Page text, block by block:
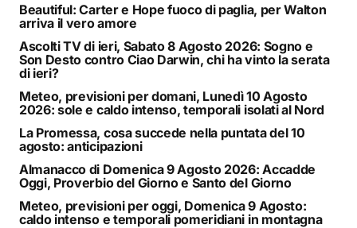
Beautiful: Carter e Hope fuoco di paglia, per Walton
arriva il vero amore
Ascolti TV di ieri, Sabato 8 Agosto 2026: Sogno e
Son Desto contro Ciao Darwin, chi ha vinto la serata
di ieri?
Meteo, previsioni per domani, Lunedì 10 Agosto
2026: sole e caldo intenso, temporali isolati al Nord
La Promessa, cosa succede nella puntata del 10
agosto: anticipazioni
Almanacco di Domenica 9 Agosto 2026: Accadde
Oggi, Proverbio del Giorno e Santo del Giorno
Meteo, previsioni per oggi, Domenica 9 Agosto:
caldo intenso e temporali pomeridiani in montagna